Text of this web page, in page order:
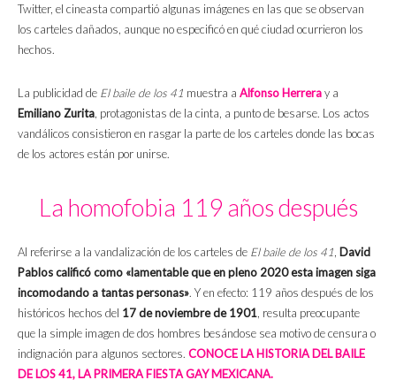
Twitter, el cineasta compartió algunas imágenes en las que se observan
los carteles dañados, aunque no especificó en qué ciudad ocurrieron los
hechos.
La publicidad de El baile de los 41 muestra a Alfonso Herreray a
Emiliano Zurita, protagonistas de la cinta, a punto de besarse. Los actos
vandálicos consistieron en rasgar la parte de los carteles donde las bocas
de los actores están por unirse.
La homofobia 119 años después
Al referirse a la vandalización de los carteles de El baile de los 41, David
Pablos calificó como «lamentable que en pleno 2020 esta imagen siga
incomodando a tantas personas». Y en efecto: 119 años después de los
históricos hechos del 17 de noviembre de 1901, resulta preocupante
que la simple imagen de dos hombres besándose sea motivo de censura o
indignación para algunos sectores. CONOCE LA HISTORIA DEL BAILE
DE LOS 41, LA PRIMERA FIESTA GAY MEXICANA.